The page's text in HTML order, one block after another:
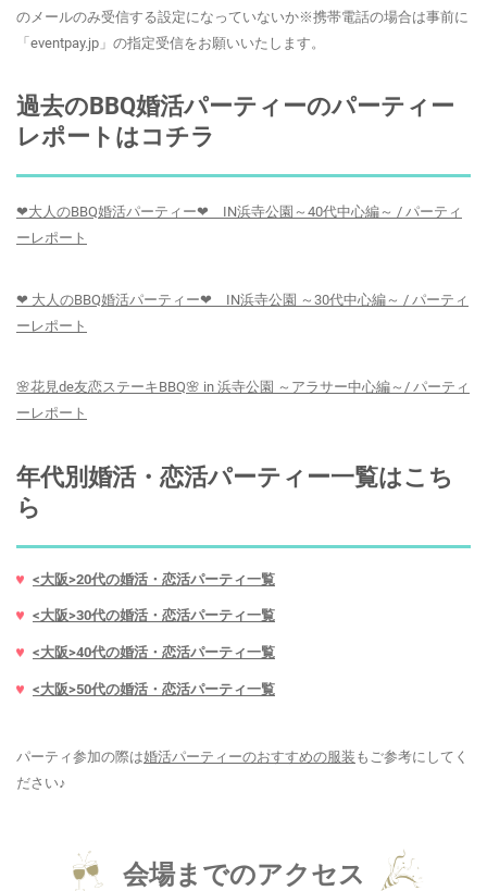
のメールのみ受信する設定になっていないか※携帯電話の場合は事前に
「eventpay.jp」の指定受信をお願いいたします。
過去のBBQ婚活パーティーのパーティー
レポートはコチラ
❤大人のBBQ婚活パーティー❤ IN浜寺公園～40代中心編～ / パーティ
ーレポート
❤ 大人のBBQ婚活パーティー❤ IN浜寺公園 ～30代中心編～ / パーティ
ーレポート
🌸花見de友恋ステーキBBQ🌸 in 浜寺公園 ～アラサー中心編～/ パーティ
ーレポート
年代別婚活・恋活パーティー一覧はこち
ら
<大阪>20代の婚活・恋活パーティ一覧
<大阪>30代の婚活・恋活パーティ一覧
<大阪>40代の婚活・恋活パーティ一覧
<大阪>50代の婚活・恋活パーティ一覧
パーティ参加の際は婚活パーティーのおすすめの服装 もご参考にしてく
ださい♪
会場までのアクセス